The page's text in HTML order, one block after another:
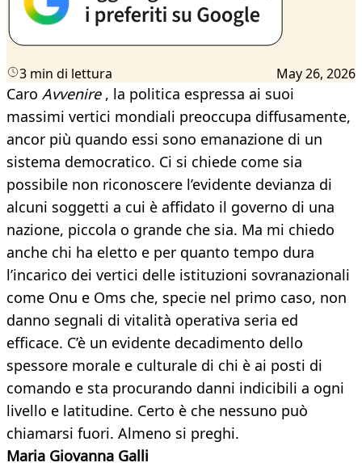
3 min di lettura May 26, 2026
Caro Avvenire, la politica espressa ai suoi
massimi vertici mondiali preoccupa diffusamente,
ancor più quando essi sono emanazione di un
sistema democratico. Ci si chiede come sia
possibile non riconoscere l’evidente devianza di
alcuni soggetti a cui è affidato il governo di una
nazione, piccola o grande che sia. Ma mi chiedo
anche chi ha eletto e per quanto tempo dura
l’incarico dei vertici delle istituzioni sovranazionali
come Onu e Oms che, specie nel primo caso, non
danno segnali di vitalità operativa seria ed
efficace. C’è un evidente decadimento dello
spessore morale e culturale di chi è ai posti di
comando e sta procurando danni indicibili a ogni
livello e latitudine. Certo è che nessuno può
chiamarsi fuori. Almeno si preghi.
Maria Giovanna Galli